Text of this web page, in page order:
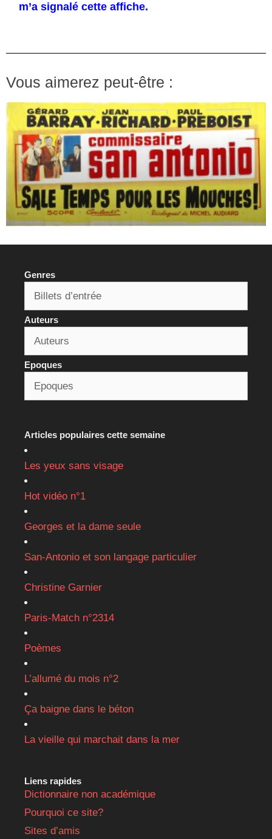
m’a signalé cette affiche.
Vous aimerez peut-être :
Genres
Auteurs
Epoques
Articles populaires cette semaine
Les yeux sans visage
Hot vidéo n°1
Georges et la dame seule
San-Antonio et son langage particulier
Christine Garnier
Paris-Match n°2314
Poèmes
L’allumé du mois n°2
Ça baigne dans le béton
La vieille qui marchait dans la mer
Liens rapides
Dictionnaire non académique
Pourquoi ce site?
Sites d’amis